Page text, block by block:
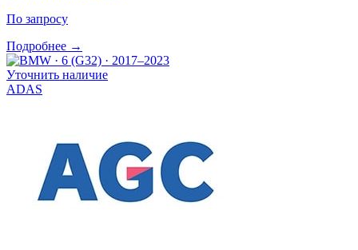
По запросу
Подробнее →
Уточнить наличие
ADAS